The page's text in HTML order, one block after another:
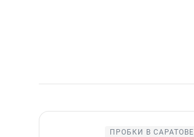
ПРОБКИ В САРАТОВЕ